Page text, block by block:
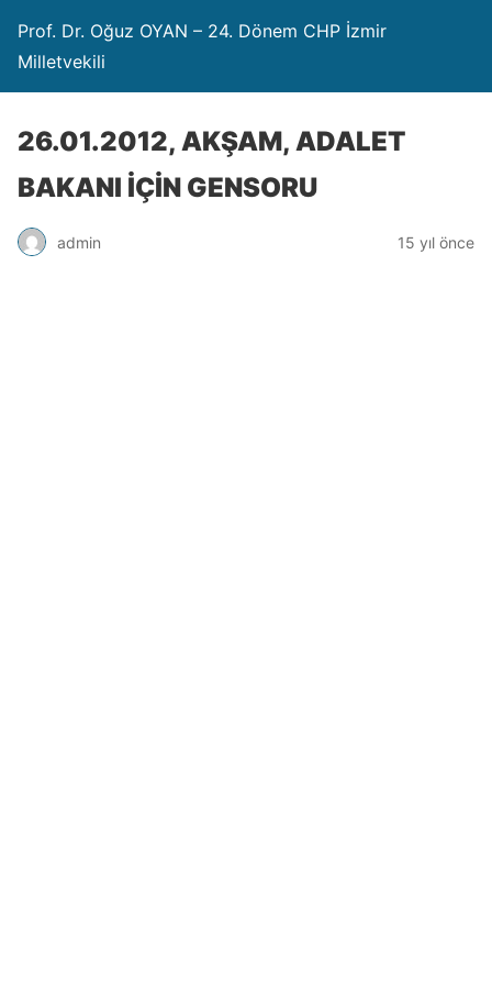
Prof. Dr. Oğuz OYAN – 24. Dönem CHP İzmir
Milletvekili
26.01.2012, AKŞAM, ADALET
BAKANI İÇİN GENSORU
admin 15 yıl önce